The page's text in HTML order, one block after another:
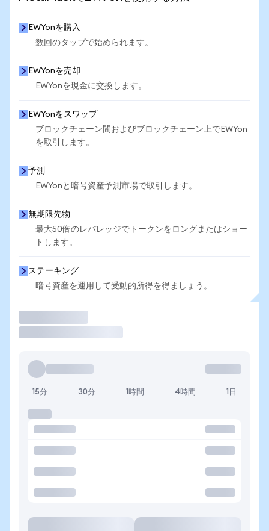
EWYonを購入
数回のタップで始められます。
EWYonを売却
EWYonを現金に交換します。
EWYonをスワップ
ブロックチェーン間およびブロックチェーン上でEWYon
を取引します。
予測
EWYonと暗号資産予測市場で取引します。
無期限先物
最大50倍のレバレッジでトークンをロングまたはショー
トします。
ステーキング
暗号資産を運用して受動的所得を得ましょう。
15分 30分 1時間 4時間 1日